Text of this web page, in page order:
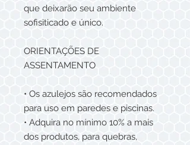
que deixarão seu ambiente
sofisiticado e único.
ORIENTAÇÕES DE
ASSENTAMENTO
• Os azulejos são recomendados
para uso em paredes e piscinas.
• Adquira no mínimo 10% a mais
dos produtos, para quebras,